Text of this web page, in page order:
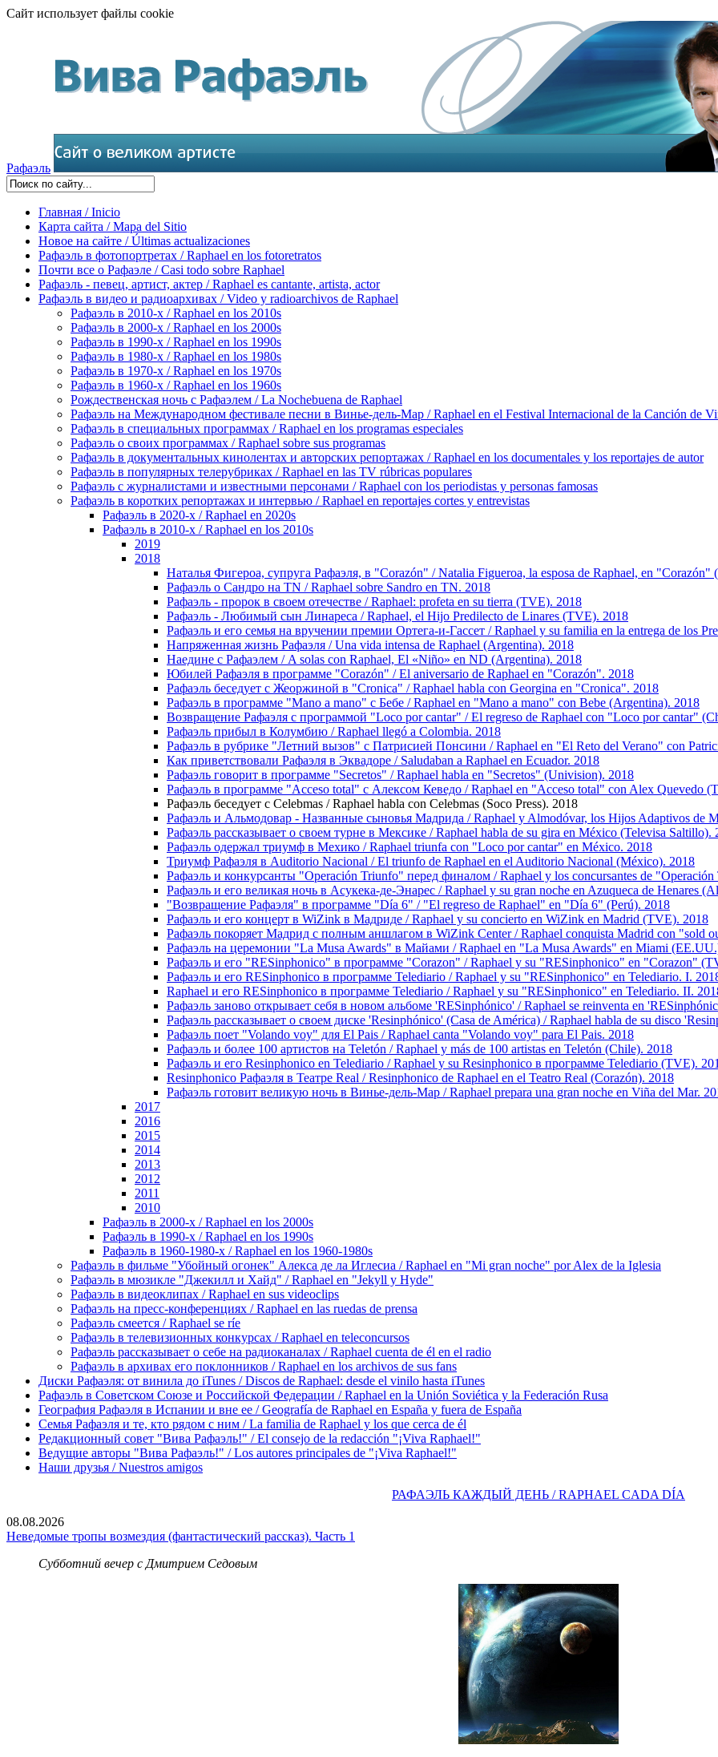
Сайт использует файлы cookie
Рафаэль
Главная / Inicio
Карта сайта / Mapa del Sitio
Новое на сайте / Últimas actualizaciones
Рафаэль в фотопортретах / Raphael en los fotoretratos
Почти все о Рафаэле / Casi todo sobre Raphael
Рафаэль - певец, артист, актер / Raphael es cantante, artista, actor
Рафаэль в видео и радиоархивах / Video y radioarchivos de Raphael
Рафаэль в 2010-х / Raphael en los 2010s
Рафаэль в 2000-х / Raphael en los 2000s
Рафаэль в 1990-х / Raphael en los 1990s
Рафаэль в 1980-х / Raphael en los 1980s
Рафаэль в 1970-х / Raphael en los 1970s
Рафаэль в 1960-х / Raphael en los 1960s
Рождественская ночь с Рафаэлем / La Nochebuena de Raphael
Рафаэль на Международном фестивале песни в Винье-дель-Мар / Raphael en el Festival Internacional de la Canción de
Рафаэль в специальных программах / Raphael en los programas especiales
Рафаэль о своих программах / Raphael sobre sus programas
Рафаэль в документальных кинолентах и авторских репортажах / Raphael en los documentales y los reportajes de autor
Рафаэль в популярных телерубриках / Raphael en las TV rúbricas populares
Рафаэль с журналистами и известными персонами / Raphael con los periodistas y personas famosas
Рафаэль в коротких репортажах и интервью / Raphael en reportajes cortes y entrevistas
Рафаэль в 2020-х / Raphael en 2020s
Рафаэль в 2010-х / Raphael en los 2010s
2019
2018
Наталья Фигероа, супруга Рафаэля, в "Corazón" / Natalia Figueroa, la esposa de Raphael, en "Corazón"
Рафаэль о Сандро на TN / Raphael sobre Sandro en TN. 2018
Рафаэль - пророк в своем отечестве / Raphael: profeta en su tierra (TVE). 2018
Рафаэль - Любимый сын Линареса / Raphael, el Hijo Predilecto de Linares (TVE). 2018
Рафаэль и его семья на вручении премии Ортега-и-Гассет / Raphael y su familia en la entrega de los
Напряженная жизнь Рафаэля / Una vida intensa de Raphael (Argentina). 2018
Наедине с Рафаэлем / A solas con Raphael, El «Niño» en ND (Argentina). 2018
Юбилей Рафаэля в программе "Corazón" / El aniversario de Raphael en "Corazón". 2018
Рафаэль беседует с Жеоржиной в "Cronica" / Raphael habla con Georgina en "Cronica". 2018
Рафаэль в программе "Mano a mano" с Бебе / Raphael en "Mano a mano" con Bebe (Argentina). 2018
Возвращение Рафаэля с программой "Loco por cantar" / El regreso de Raphael con "Loco por cantar"
Рафаэль прибыл в Колумбию / Raphael llegó a Colombia. 2018
Рафаэль в рубрике "Летний вызов" с Патрисией Понсини / Raphael en "El Reto del Verano" con
Как приветствовали Рафаэля в Эквадоре / Saludaban a Raphael en Ecuador. 2018
Рафаэль говорит в программе "Secretos" / Raphael habla en "Secretos" (Univision). 2018
Рафаэль в программе "Acceso total" с Алексом Кеведо / Raphael en "Acceso total" con Alex Quevedo
Рафаэль беседует с Celebmas / Raphael habla con Celebmas (Soco Press). 2018
Рафаэль и Альмодовар - Названные сыновья Мадрида / Raphael y Almodóvar, los Hijos Adaptivos de
Рафаэль рассказывает о своем турне в Мексике / Raphael habla de su gira en México (Televisa Saltillo).
Рафаэль одержал триумф в Мехико / Raphael triunfa con "Loco por cantar" en México. 2018
Триумф Рафаэля в Auditorio Nacional / El triunfo de Raphael en el Auditorio Nacional (México). 2018
Рафаэль и конкурсанты "Operación Triunfo" перед финалом / Raphael y los concursantes de
Рафаэль и его великая ночь в Асукека-де-Энарес / Raphael y su gran noche en Azuqueca de Henares
"Возвращение Рафаэля" в программе "Día 6" / "El regreso de Raphael" en "Día 6" (Perú). 2018
Рафаэль и его концерт в WiZink в Мадриде / Raphael y su concierto en WiZink en Madrid (TVE). 2018
Рафаэль покоряет Мадрид с полным аншлагом в WiZink Center / Raphael conquista Madrid con "sold
Рафаэль на церемонии "La Musa Awards" в Майами / Raphael en "La Musa Awards" en Miami
Рафаэль и его "RESinphonico" в программе "Corazon" / Raphael y su "RESinphonico" en "Corazon"
Рафаэль и его RESinphonico в программе Telediario / Raphael y su "RESinphonico" en Telediario. I.
Raphael и его RESinphonico в программе Telediario / Raphael y su "RESinphonico" en Telediario. II.
Рафаэль заново открывает себя в новом альбоме 'RESinphónico' / Raphael se reinventa en
Рафаэль рассказывает о своем диске 'Resinphónico' (Casa de América) / Raphael habla de su disco
Рафаэль поет "Volando voy" для El Pais / Raphael canta "Volando voy" para El Pais. 2018
Рафаэль и более 100 артистов на Teletón / Raphael y más de 100 artistas en Teletón (Chile). 2018
Рафаэль и его Resinphonico en Telediario / Raphael y su Resinphonico в программе Telediario (TVE).
Resinphonico Рафаэля в Театре Real / Resinphonico de Raphael en el Teatro Real (Corazón). 2018
Рафаэль готовит великую ночь в Винье-дель-Мар / Raphael prepara una gran noche en Viña del Mar.
2017
2016
2015
2014
2013
2012
2011
2010
Рафаэль в 2000-х / Raphael en los 2000s
Рафаэль в 1990-х / Raphael en los 1990s
Рафаэль в 1960-1980-х / Raphael en los 1960-1980s
Рафаэль в фильме "Убойный огонек" Алекса де ла Иглесиа / Raphael en "Mi gran noche" por Alex de la Iglesia
Рафаэль в мюзикле "Джекилл и Хайд" / Raphael en "Jekyll y Hyde"
Рафаэль в видеоклипах / Raphael en sus videoclips
Рафаэль на пресс-конференциях / Raphael en las ruedas de prensa
Рафаэль смеется / Raphael se ríe
Рафаэль в телевизионных конкурсах / Raphael en teleconcursos
Рафаэль рассказывает о себе на радиоканалах / Raphael cuenta de él en el radio
Рафаэль в архивах его поклонников / Raphael en los archivos de sus fans
Диски Рафаэля: от винила до iTunes / Discos de Raphael: desde el vinilo hasta iTunes
Рафаэль в Советском Союзе и Российской Федерации / Raphael en la Unión Soviética y la Federación Rusa
География Рафаэля в Испании и вне ее / Geografía de Raphael en España y fuera de España
Семья Рафаэля и те, кто рядом с ним / La familia de Raphael y los que cerca de él
Редакционный совет "Вива Рафаэль!" / El consejo de la redacción "¡Viva Raphael!"
Ведущие авторы "Вива Рафаэль!" / Los autores principales de "¡Viva Raphael!"
Наши друзья / Nuestros amigos
РАФАЭЛЬ КАЖДЫЙ ДЕНЬ / RAPHAEL CADA DÍA
08.08.2026
Неведомые тропы возмездия (фантастический рассказ). Часть 1
Субботний вечер с Дмитрием Седовым